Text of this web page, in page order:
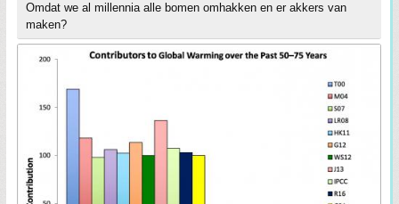
Omdat we al millennia alle bomen omhakken en er akkers van
maken?